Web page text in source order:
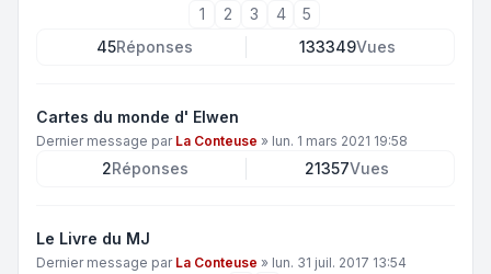
1 2 3 4
5
45Réponses 133349Vues
Cartes du monde d' Elwen
Dernier message par La Conteuse » lun. 1 mars 2021 19:58
2Réponses 21357Vues
Le Livre du MJ
Dernier message par La Conteuse » lun. 31 juil. 2017 13:54